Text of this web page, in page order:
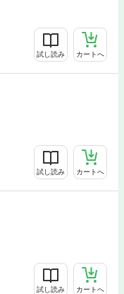
試し読み カートへ
試し読み カートへ
試し読み カートへ